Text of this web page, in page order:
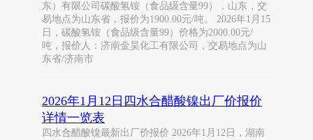
东）有限公司碳酸氢铵（食品级含量99），山东，交
易地点为山东省，报价为1900.00元/吨。 2026年1月15
日，碳酸氢铵（食品级含量99）价格为2000.00元/
吨，报价人：济南金昊化工有限公司，交易地点为山
东省/济南市
2026年1月12日四水合醋酸镍出厂价报价
详情一览表
四水合醋酸镍最新出厂价报价 2026年1月12日，湖南